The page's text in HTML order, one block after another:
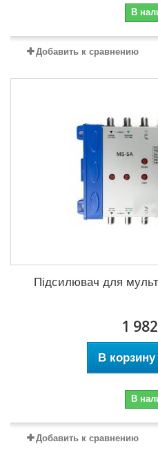
В
Добавить к сравнению
Підсилювач для
1
В корзину
В
Добавить к сравнению